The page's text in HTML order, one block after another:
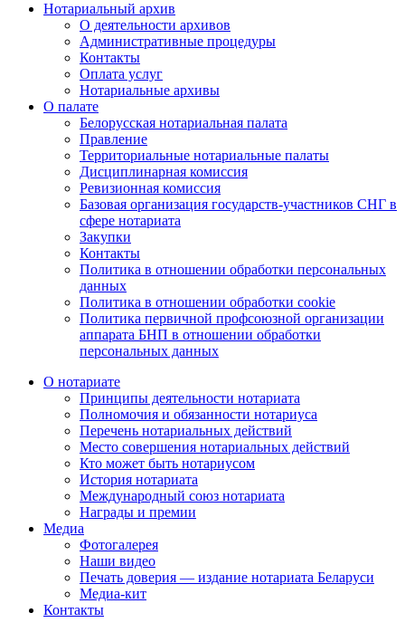
Нотариальный архив
О деятельности архивов
Административные процедуры
Контакты
Оплата услуг
Нотариальные архивы
О палате
Белорусская нотариальная палата
Правление
Территориальные нотариальные палаты
Дисциплинарная комиссия
Ревизионная комиссия
Базовая организация государств-участников СНГ в
сфере нотариата
Закупки
Контакты
Политика в отношении обработки персональных
данных
Политика в отношении обработки cookie
Политика первичной профсоюзной организации
аппарата БНП в отношении обработки
персональных данных
О нотариате
Принципы деятельности нотариата
Полномочия и обязанности нотариуса
Перечень нотариальных действий
Место совершения нотариальных действий
Кто может быть нотариусом
История нотариата
Международный союз нотариата
Награды и премии
Медиа
Фотогалерея
Наши видео
Печать доверия — издание нотариата Беларуси
Медиа-кит
Контакты